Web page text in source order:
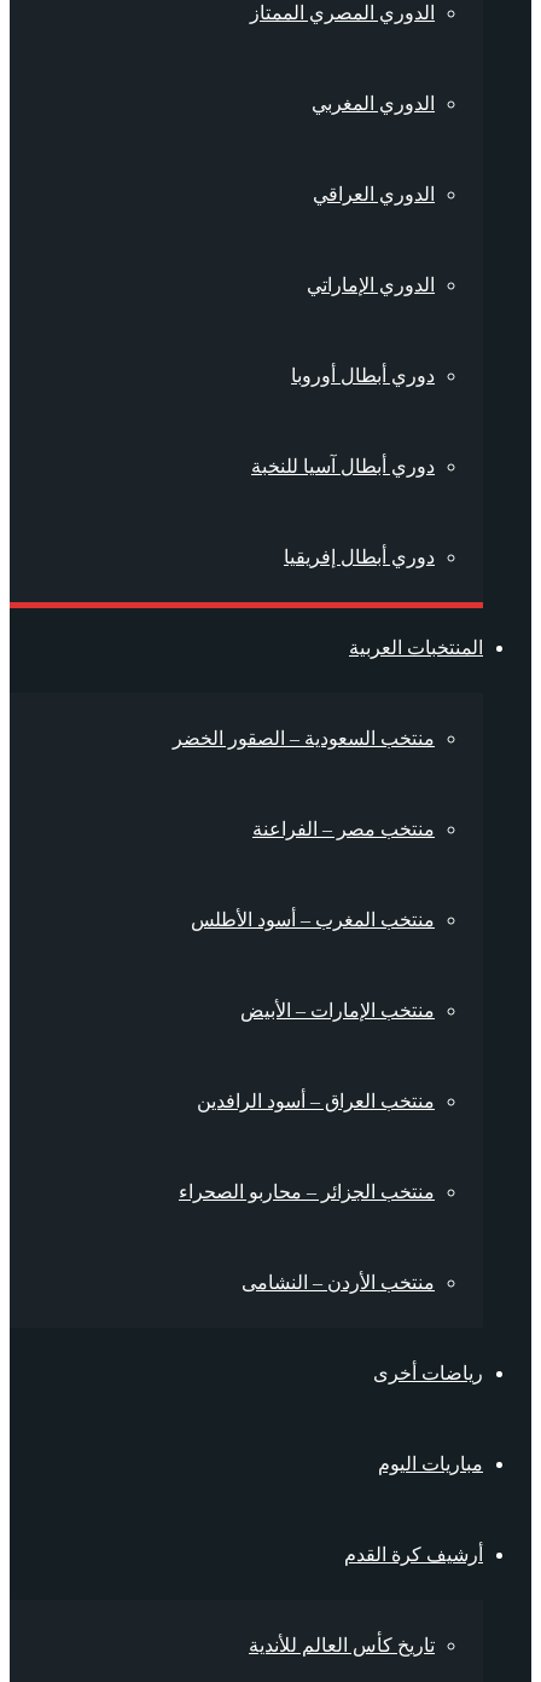
الدوري المصري الممتاز
الدوري المغربي
الدوري العراقي
الدوري الإماراتي
دوري أبطال أوروبا
دوري أبطال آسيا للنخبة
دوري أبطال إفريقيا
المنتخبات العربية
منتخب السعودية – الصقور الخضر
منتخب مصر – الفراعنة
منتخب المغرب – أسود الأطلس
منتخب الإمارات – الأبيض
منتخب العراق – أسود الرافدين
منتخب الجزائر – محاربو الصحراء
منتخب الأردن – النشامى
رياضات أخرى
مباريات اليوم
أرشيف كرة القدم
تاريخ كأس العالم للأندية